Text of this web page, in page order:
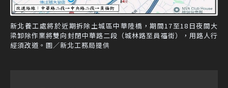
新北養工處將於近期拆除土城區中華陸橋，期間17至18日夜間大
梁卸除作業將雙向封閉中華路二段（城林路至員福街），用路人行
經須改道。圖／新北工務局提供